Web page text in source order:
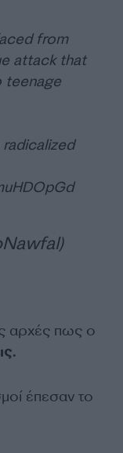
from
attack that
teenage
αρχές πως ο
έπεσαν το